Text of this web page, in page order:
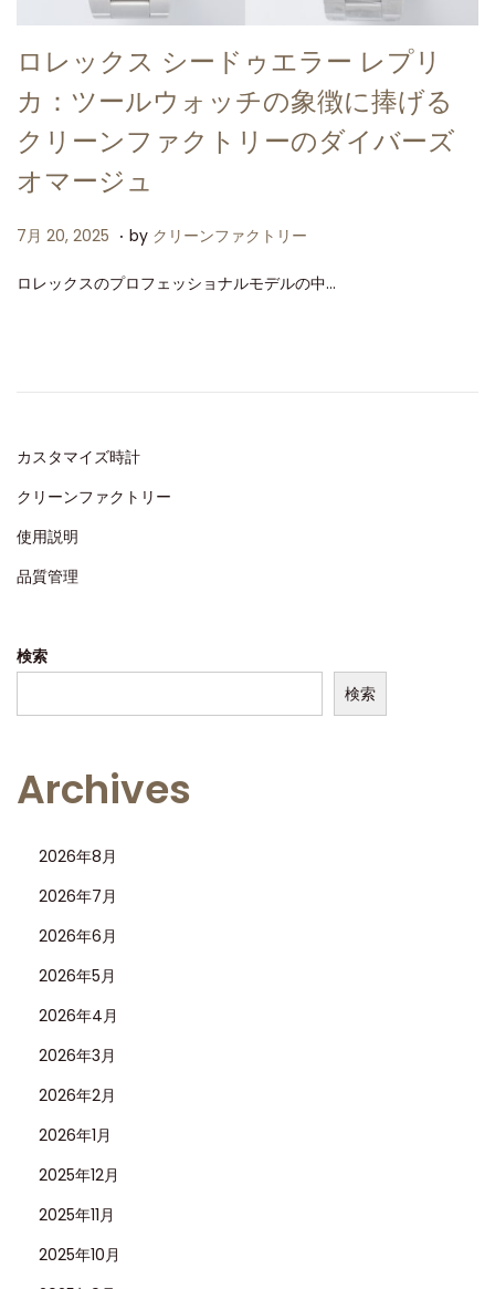
ロレックス シードゥエラー レプリ
カ：ツールウォッチの象徴に捧げる
クリーンファクトリーのダイバーズ
オマージュ
P
s
n
7月 20, 2025 7
2
2
. by クリーンファクトリー
ロレックスのプロフェッショナルモデルの中…
カスタマイズ時計
クリーンファクトリー
使用説明
品質管理
検索
検索
Archives
2026年8月
2026年7月
2026年6月
2026年5月
2026年4月
2026年3月
2026年2月
2026年1月
2025年12月
2025年11月
2025年10月